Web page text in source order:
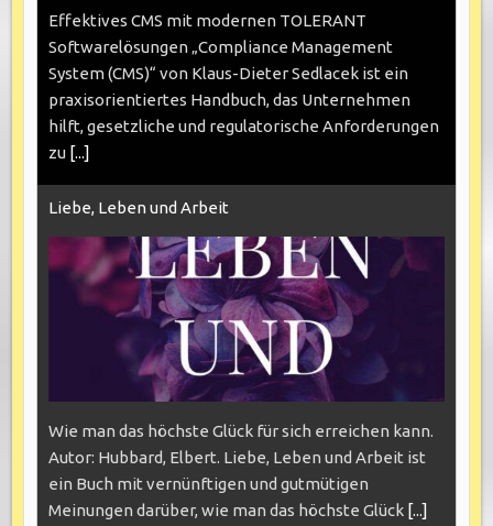
Effektives CMS mit modernen TOLERANT
Softwarelösungen „Compliance Management
System (CMS)“ von Klaus-Dieter Sedlacek ist ein
praxisorientiertes Handbuch, das Unternehmen
hilft, gesetzliche und regulatorische Anforderungen
zu [...]
Liebe, Leben und Arbeit
Wie man das höchste Glück für sich erreichen kann.
Autor: Hubbard, Elbert. Liebe, Leben und Arbeit ist
ein Buch mit vernünftigen und gutmütigen
Meinungen darüber, wie man das höchste Glück [...]